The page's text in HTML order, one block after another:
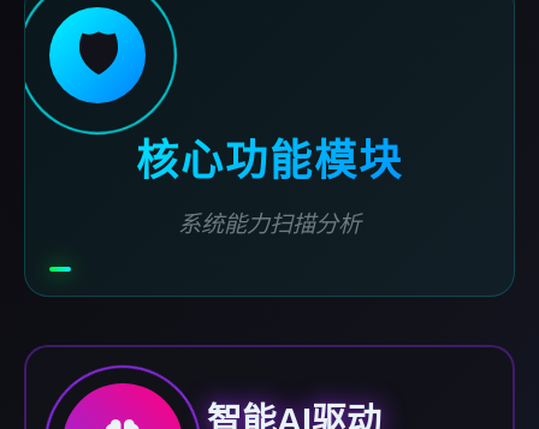
🛡️
核心功能模块
系统能力扫描分析
智能AI驱动